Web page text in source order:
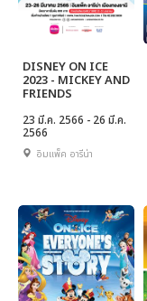
DISNEY ON ICE
2023 - MICKEY AND
FRIENDS
23 มี.ค. 2566 - 26 มี.ค.
2566
อิมแพ็ค อารีน่า